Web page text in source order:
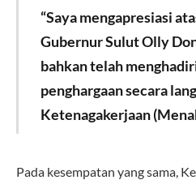
“Saya mengapresiasi
Gubernur Sulut Olly
bahkan telah
penghargaan secara
Ketenagakerjaan
Pada kesempatan yang sama,